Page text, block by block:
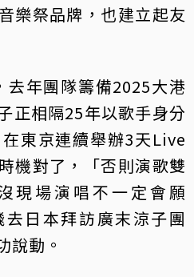
樂祭品牌，也建立起友
年團隊籌備2025大港
正相隔25年以歌手身分
東京連續舉辦3天Live
機對了，「否則演歌雙
現場演唱不一定會願
日本拜訪廣末涼子團
說動。